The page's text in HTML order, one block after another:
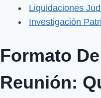
Liquidaciones
Investigación
Formato
Reunión: